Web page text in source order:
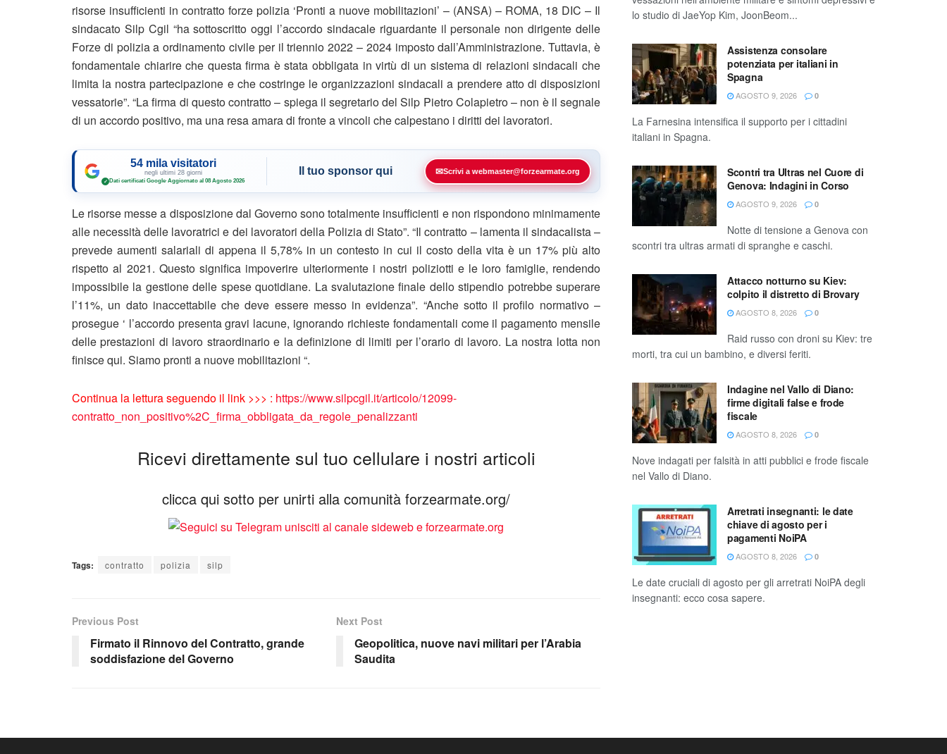
risorse insufficienti in contratto forze polizia ‘Pronti a nuove mobilitazioni’ – (ANSA) – ROMA, 18 DIC – Il
sindacato Silp Cgil “ha sottoscritto oggi l’accordo sindacale riguardante il personale non dirigente delle
Forze di polizia a ordinamento civile per il triennio 2022 – 2024 imposto dall’Amministrazione. Tuttavia, è
fondamentale chiarire che questa firma è stata obbligata in virtù di un sistema di relazioni sindacali che
limita la nostra partecipazione e che costringe le organizzazioni sindacali a prendere atto di disposizioni
vessatorie”. “La firma di questo contratto – spiega il segretario del Silp Pietro Colapietro – non è il segnale
di un accordo positivo, ma una resa amara di fronte a vincoli che calpestano i diritti dei lavoratori.
54 mila visitatori
negli ultimi 28 giorni
✓ Dati certificati Google·Aggiornato al 08 Agosto 2026
Il tuo sponsor qui ✉Scrivi a webmaster@forzearmate.org
Le risorse messe a disposizione dal Governo sono totalmente insufficienti e non rispondono minimamente
alle necessità delle lavoratrici e dei lavoratori della Polizia di Stato”. “Il contratto – lamenta il sindacalista –
prevede aumenti salariali di appena il 5,78% in un contesto in cui il costo della vita è un 17% più alto
rispetto al 2021. Questo significa impoverire ulteriormente i nostri poliziotti e le loro famiglie, rendendo
impossibile la gestione delle spese quotidiane. La svalutazione finale dello stipendio potrebbe superare
l’11%, un dato inaccettabile che deve essere messo in evidenza”. “Anche sotto il profilo normativo –
prosegue ‘ l’accordo presenta gravi lacune, ignorando richieste fondamentali come il pagamento mensile
delle prestazioni di lavoro straordinario e la definizione di limiti per l’orario di lavoro. La nostra lotta non
finisce qui. Siamo pronti a nuove mobilitazioni “.
Continua la lettura seguendo il link >>> : https://www.silpcgil.it/articolo/12099-
contratto_non_positivo%2C_firma_obbligata_da_regole_penalizzanti
Ricevi direttamente sul tuo cellulare i nostri articoli
clicca qui sotto per unirti alla comunità forzearmate.org/
Tags: contratto polizia silp
Previous Post
Firmato il Rinnovo del Contratto, grande
soddisfazione del Governo
Next Post
Geopolitica, nuove navi militari per l’Arabia
Saudita
lo studio di JaeYop Kim, JoonBeom...
Assistenza consolare
potenziata per italiani in
Spagna
AGOSTO 9, 2026 0
La Farnesina intensifica il supporto per i cittadini
italiani in Spagna.
Scontri tra Ultras nel Cuore di
Genova: Indagini in Corso
AGOSTO 9, 2026 0
Notte di tensione a Genova con
scontri tra ultras armati di spranghe e caschi.
Attacco notturno su Kiev:
colpito il distretto di Brovary
AGOSTO 8, 2026 0
Raid russo con droni su Kiev: tre
morti, tra cui un bambino, e diversi feriti.
Indagine nel Vallo di Diano:
firme digitali false e frode
fiscale
AGOSTO 8, 2026 0
Nove indagati per falsità in atti pubblici e frode fiscale
nel Vallo di Diano.
Arretrati insegnanti: le date
chiave di agosto per i
pagamenti NoiPA
AGOSTO 8, 2026 0
Le date cruciali di agosto per gli arretrati NoiPA degli
insegnanti: ecco cosa sapere.